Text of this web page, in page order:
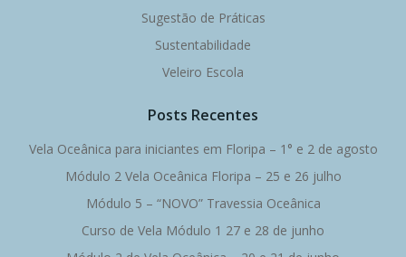
Sugestão de Práticas
Sustentabilidade
Veleiro Escola
Posts Recentes
Vela Oceânica para iniciantes em Floripa – 1° e 2 de agosto
Módulo 2 Vela Oceânica Floripa – 25 e 26 julho
Módulo 5 – “NOVO” Travessia Oceânica
Curso de Vela Módulo 1 27 e 28 de junho